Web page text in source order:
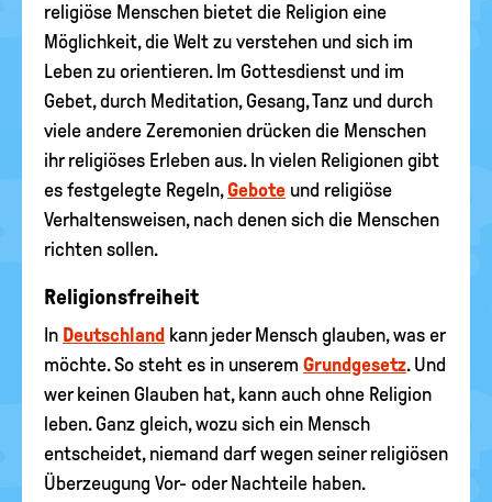
religiöse Menschen bietet die Religion eine
Möglichkeit, die Welt zu verstehen und sich im
Leben zu orientieren. Im Gottesdienst und im
Gebet, durch Meditation, Gesang, Tanz und durch
viele andere Zeremonien drücken die Menschen
ihr religiöses Erleben aus. In vielen Religionen gibt
es festgelegte Regeln,Gebote und religiöse
Verhaltensweisen, nach denen sich die Menschen
richten sollen.
Religionsfreiheit
In Deutschland kann jeder Mensch glauben, was er
möchte. So steht es in unserem Grundgesetz. Und
wer keinen Glauben hat, kann auch ohne Religion
leben. Ganz gleich, wozu sich ein Mensch
entscheidet, niemand darf wegen seiner religiösen
Überzeugung Vor- oder Nachteile haben.